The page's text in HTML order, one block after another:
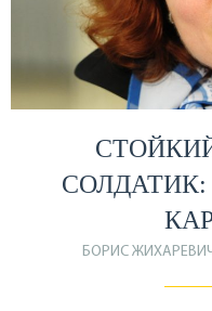
БОРИС ЖИХАРЕВИЧ